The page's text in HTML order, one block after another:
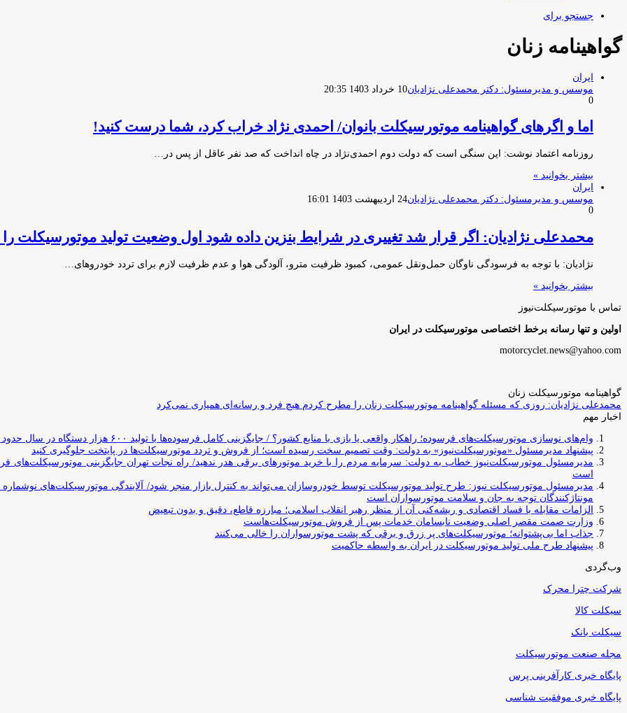
جستجو برای
گواهینامه زنان
ایران
موسس و مدیرمسئول: دکتر محمدعلی نژادیان10 خرداد 1403 20:35
0
اما و اگرهای گواهینامه موتورسیکلت بانوان/ احمدی نژاد خراب کرد، شما درست کنید!
روزنامه اعتماد نوشت: این سنگی است که دولت دوم احمدی‌نژاد در چاه انداخت که صد نفر عاقل از پس در…
بیشتر بخوانید »
ایران
موسس و مدیرمسئول: دکتر محمدعلی نژادیان24 اردیبهشت 1403 16:01
0
محمدعلی نژادیان: اگر قرار شد تغییری در شرایط بنزین داده شود اول وضعیت تولید موتورسیکلت را
نژادیان: با توجه به فرسودگی ناوگان حمل‌ونقل عمومی، کمبود ظرفیت مترو، آلودگی هوا و عدم ظرفیت لازم برای تردد خودروهای…
بیشتر بخوانید »
تماس با موتورسیکلت‌نیوز
اولین و تنها رسانه برخط اختصاصی موتورسیکلت در ایران
motorcyclet.news@yahoo.com
گواهینامه موتورسیکلت زنان
محمدعلی نژادیان: روزی که مسئله گواهینامه موتورسیکلت زنان را مطرح کردم هیچ فرد و رسانه‌ای همیاری نمی‌کرد
اخبار مهم
وام‌های نوسازی موتورسیکلت‌های فرسوده؛ راهکار واقعی یا بازی با منابع کشور؟ / جایگزینی کامل فرسوده‌ها با تولید ۶۰۰ هزار دستگاه در سال حدود ۱۹ سال طول می‌کشد
پیشنهاد مدیرمسئول «موتورسیکلت‌نیوز» به دولت: وقت تصمیم سخت رسیده است؛ از فروش و تردد موتورسیکلت‌ها در پایتخت جلوگیری کنید
مدیرمسئول موتورسیکلت‌نیوز خطاب به دولت: سرمایه مردم را با خرید موتورهای برقی هدر ندهید/ راه نجات تهران جایگزینی موتورسیکلت‌های
است
مدیرمسئول موتورسیکلت نیوز: طرح تولید موتورسیکلت توسط خودروسازان می‌تواند به کنترل بازار منجر شود/ آلایندگی موتورسیکلت‌های
مونتاژکنندگان توجه به جان و سلامت موتورسواران است
الزامات مقابله با فساد اقتصادی و ریشه‌کنی آن از منظر رهبر انقلاب اسلامی؛ مبارزه قاطع، دقیق و بدون تبعیض
وزارت صمت مقصر اصلی وضعیت نابسامان خدمات پس از فروش موتورسیکلت‌هاست
جذاب اما بی‌پشتوانه؛ موتورسیکلت‌های پر زرق‌ و برقی که پشت موتورسواران را خالی می‌کنند
پیشنهاد طرح ملی تولید موتورسیکلت در ایران به واسطه حاکمیت
وب‌گردی
شرکت چترا محرک
سیکلت کالا
سیکلت بانک
مجله صنعت موتورسیکلت
پایگاه خبری کارآفرینی پرس
پایگاه خبری موفقیت شناسی